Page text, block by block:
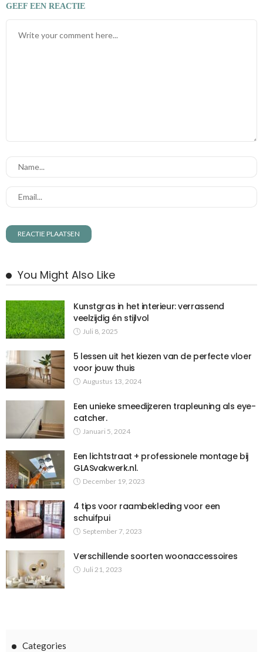
GEEF EEN REACTIE
You Might Also Like
Kunstgras in het interieur: verrassend
veelzijdig én stijlvol
Juli 8, 2025
5 lessen uit het kiezen van de perfecte vloer
voor jouw thuis
Augustus 13, 2024
Een unieke smeedijzeren trapleuning als eye-
catcher.
Januari 5, 2024
Een lichtstraat + professionele montage bij
GLASvakwerk.nl.
December 19, 2023
4 tips voor raambekleding voor een
schuifpui
September 7, 2023
Verschillende soorten woonaccessoires
Juli 21, 2023
Categories